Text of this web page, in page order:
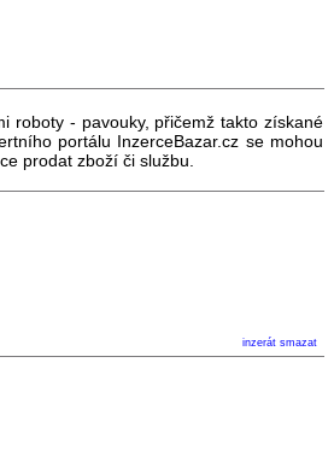
roboty - pavouky, přičemž takto získané
portálu InzerceBazar.cz se mohou
prodat zboží či službu.
inzerát smazat